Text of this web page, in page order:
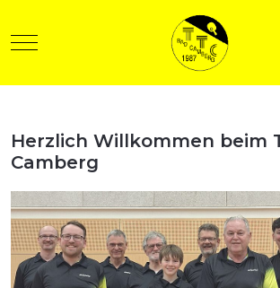
Mobile Menu Toggle
Herzlich Willkommen beim
Camberg
anzeigen